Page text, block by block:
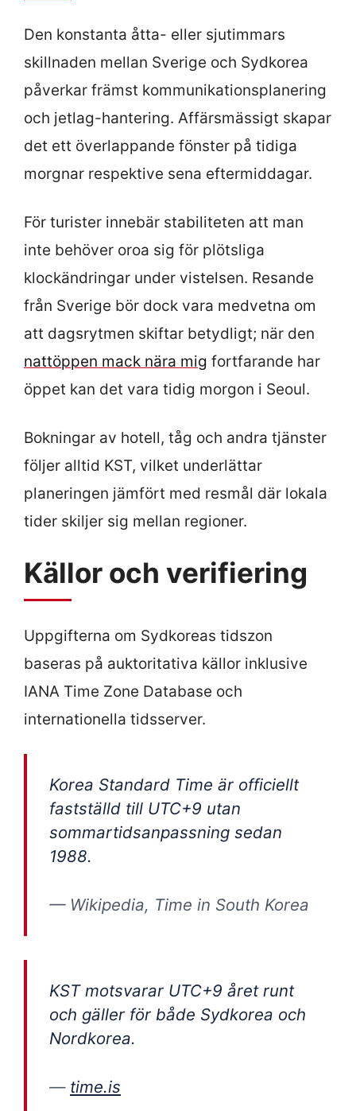
Den konstanta åtta- eller sjutimmars
skillnaden mellan Sverige och Sydkorea
påverkar främst kommunikationsplanering
och jetlag-hantering. Affärsmässigt skapar
det ett överlappande fönster på tidiga
morgnar respektive sena eftermiddagar.
För turister innebär stabiliteten att man
inte behöver oroa sig för plötsliga
klockändringar under vistelsen. Resande
från Sverige bör dock vara medvetna om
att dagsrytmen skiftar betydligt; när den
nattöppen mack nära mig fortfarande har
öppet kan det vara tidig morgon i Seoul.
Bokningar av hotell, tåg och andra tjänster
följer alltid KST, vilket underlättar
planeringen jämfört med resmål där lokala
tider skiljer sig mellan regioner.
Källor och verifiering
Uppgifterna om Sydkoreas tidszon
baseras på auktoritativa källor inklusive
IANA Time Zone Database och
internationella tidsserver.
Korea Standard Time är officiellt
fastställd till UTC+9 utan
sommartidsanpassning sedan
1988.
— Wikipedia, Time in South Korea
KST motsvarar UTC+9 året runt
och gäller för både Sydkorea och
Nordkorea.
— time.is